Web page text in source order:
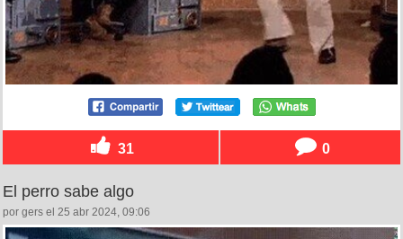
31 0
El perro sabe algo
por gers el 25 abr 2024, 09:06